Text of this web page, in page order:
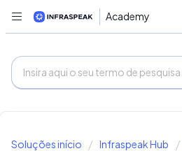
Academy
Soluções início Infraspeak Hub